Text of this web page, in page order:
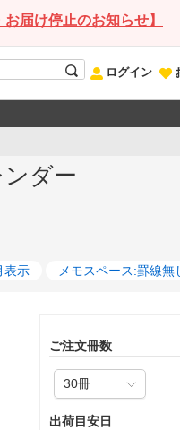
届け停止のお知らせ】
ログイン
ダー
表示 メモスペース:罫線無
ご注文冊数
出荷目安日